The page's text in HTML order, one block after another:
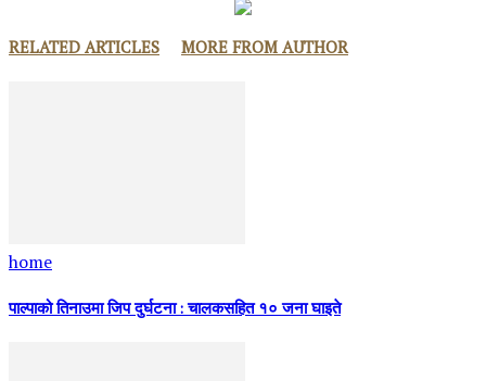
RELATED ARTICLES MORE FROM AUTHOR
home
पाल्पाको तिनाउमा जिप दुर्घटना : चालकसहित १० जना घाइते